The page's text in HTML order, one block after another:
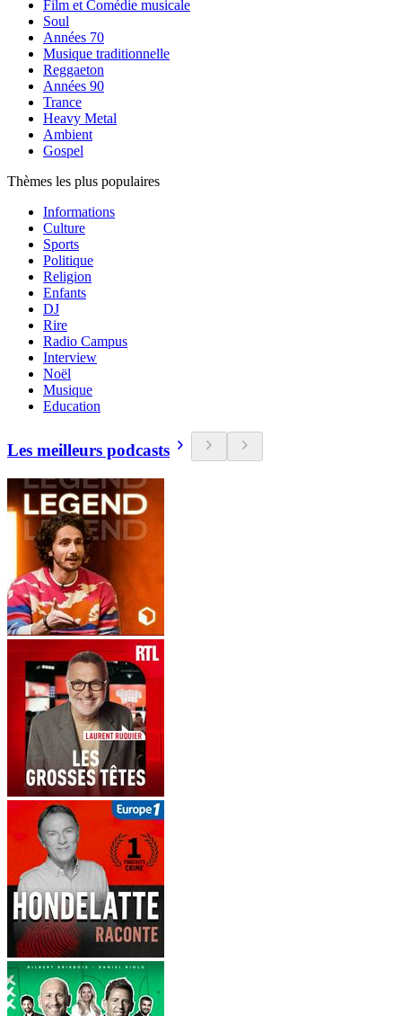
Film et Comédie musicale
Soul
Années 70
Musique traditionnelle
Reggaeton
Années 90
Trance
Heavy Metal
Ambient
Gospel
Thèmes les plus populaires
Informations
Culture
Sports
Politique
Religion
Enfants
DJ
Rire
Radio Campus
Interview
Noël
Musique
Education
Les meilleurs podcasts